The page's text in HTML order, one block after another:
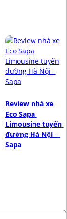
Review nhà xe
Eco Sapa
Limousine tuyến
đường Hà Nội –
Sapa